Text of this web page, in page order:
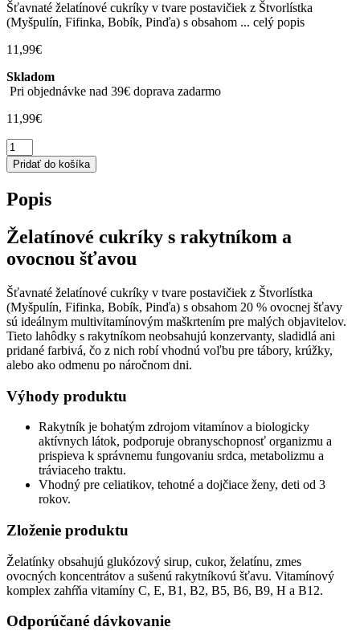
Šťavnaté želatínové cukríky v tvare postavičiek z Štvorlístka
(Myšpulín, Fifinka, Bobík, Pinďa) s obsahom ... celý popis
11,99€
Skladom
Pri objednávke nad 39€ doprava zadarmo
11,99€
množstvo
Terezia
Company
multivitamínové
s
rakytníkom
–
70
ks
(280
g)
Pridať do košíka
Popis
Želatínové cukríky s rakytníkom a
ovocnou šťavou
Šťavnaté želatínové cukríky v tvare postavičiek z Štvorlístka
(Myšpulín, Fifinka, Bobík, Pinďa) s obsahom 20 % ovocnej šťavy
sú ideálnym multivitamínovým maškrtením pre malých objavitelov.
Tieto lahôdky s rakytníkom neobsahujú konzervanty, sladidlá ani
pridané farbivá, čo z nich robí vhodnú voľbu pre tábory, krúžky,
alebo ako odmenu po náročnom dni.
Výhody produktu
Rakytník je bohatým zdrojom vitamínov a biologicky
aktívnych látok, podporuje obranyschopnosť organizmu a
prispieva k správnemu fungovaniu srdca, metabolizmu a
tráviaceho traktu.
Vhodný pre celiatikov, tehotné a dojčiace ženy, deti od 3
rokov.
Zloženie produktu
Želatínky obsahujú glukózový sirup, cukor, želatínu, zmes
ovocných koncentrátov a sušenú rakytníkovú šťavu. Vitamínový
komplex zahŕňa vitamíny C, E, B1, B2, B5, B6, B9, H a B12.
Odporúčané dávkovanie